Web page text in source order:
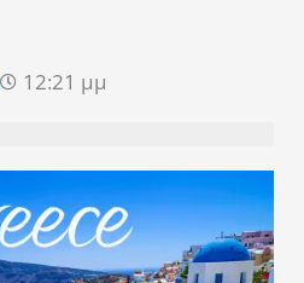
12:21 μμ